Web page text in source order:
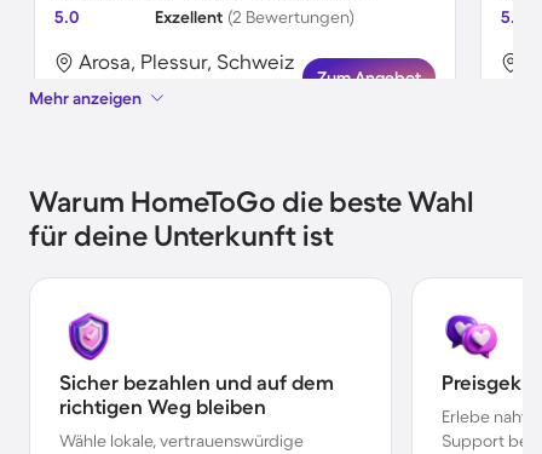
5.0
Exzellent (2 Bewertungen)
Arosa, Plessur, Schweiz
Zum Angebot
5.0
Mehr anzeigen
Warum HomeToGo die beste Wahl
für deine Unterkunft ist
Sicher bezahlen und auf dem
richtigen Weg bleiben
Wähle lokale, vertrauenswürdige
Erlebe
Support bei